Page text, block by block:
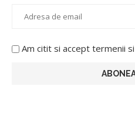
Am citit si accept termenii